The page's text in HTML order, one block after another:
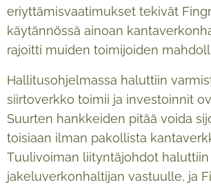
eriyttämisvaatimukset tekivät
käytännössä ainoan
rajoitti muiden toimijoiden
Hallitusohjelmassa haluttiin
siirtoverkko toimii ja investoinnit
Suurten hankkeiden pitää voida
toisiaan ilman pakollista
Tuulivoiman liityntäjohdot
jakeluverkonhaltijan vastuulle, ja